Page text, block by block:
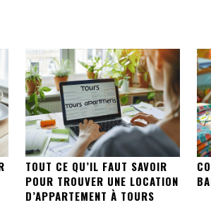
TOUT CE QU’IL FAUT SAVOIR
POUR TROUVER UNE LOCATION
D’APPARTEMENT À TOURS